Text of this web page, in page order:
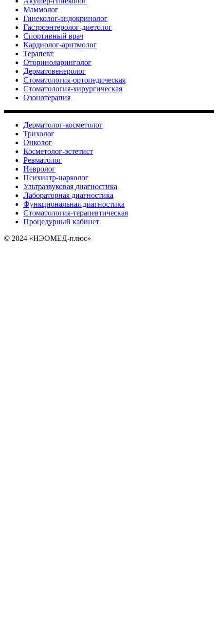
Маммолог
Гинеколог-эндокринолог
Гастроэнтеролог-диетолог
Спортивный врач
Кардиолог-аритмолог
Терапевт
Оториноларинголог
Дерматовенеролог
Стоматология-ортопедическая
Стоматология-хирургическая
Озонотерапия
Дерматолог-косметолог
Трихолог
Онколог
Косметолог-эстетист
Ревматолог
Невролог
Психиатр-нарколог
Ультразвуковая диагностика
Лабораторная диагностика
Функциональная диагностика
Стоматология-терапевтическая
Процедурный кабинет
© 2024 «НЭОМЕД-плюс»